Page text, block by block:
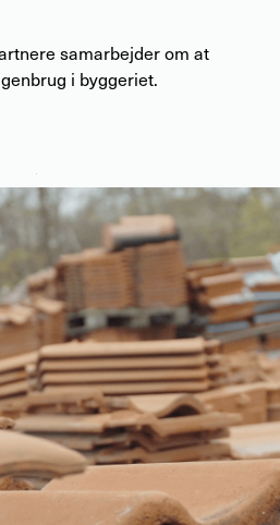
samarbejder om at
i byggeriet.